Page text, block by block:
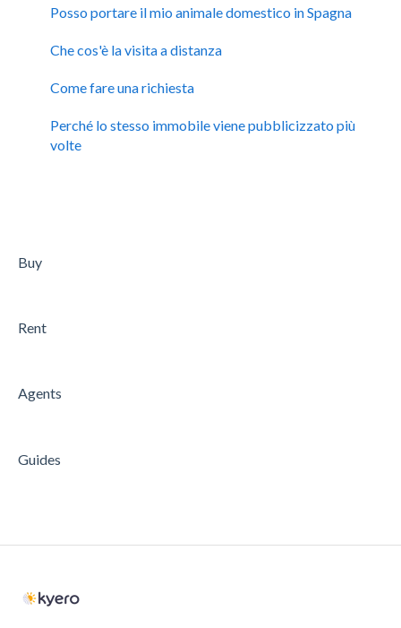
Gestione degli abbonamenti
Posso portare il mio animale domestico in Spagna
Che cos'è la visita a distanza
Come fare una richiesta
Perché lo stesso immobile viene pubblicizzato più
volte
Buy
Rent
Agents
Guides